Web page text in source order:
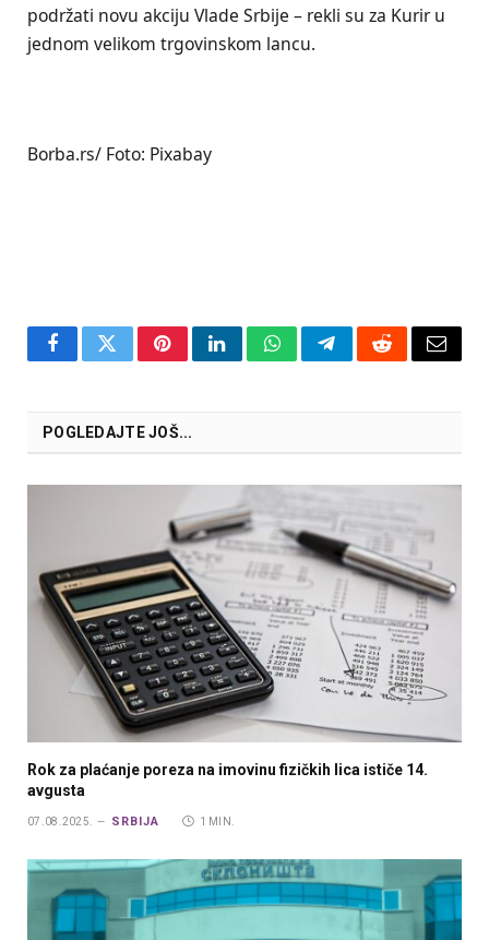
podržati novu akciju Vlade Srbije – rekli su za Kurir u
jednom velikom trgovinskom lancu.
Borba.rs/ Foto: Pixabay
FacebookTwitterPinterestLinkedInWhatsAppTelegramRedditEmail
POGLEDAJTE JOŠ...
Rok za plaćanje poreza na imovinu fizičkih lica ističe 14.
avgusta
07.08.2025. SRBIJA 1 MIN.